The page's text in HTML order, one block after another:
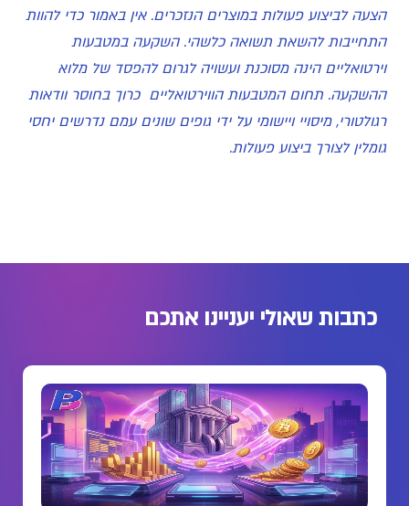
הצעה לביצוע פעולות במוצרים הנזכרים. אין באמור כדי להוות
התחייבות להשאת תשואה כלשהי. השקעה במטבעות
וירטואליים הינה מסוכנת ועשויה לגרום להפסד של מלוא
ההשקעה. תחום המטבעות הווירטואליים כרוך בחוסר וודאות
רגולטורי, מיסויי ויישומי על ידי גופים שונים עמם נדרשים יחסי
גומלין לצורך ביצוע פעולות.
כתבות שאולי יעניינו אתכם